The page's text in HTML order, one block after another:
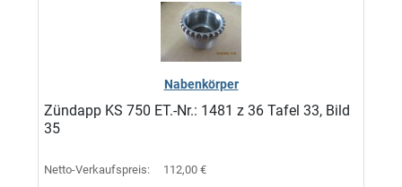
Nabenkörper
Zündapp KS 750 ET.-Nr.: 1481 z 36 Tafel 33, Bild
35
Netto-Verkaufspreis: 112,00 €